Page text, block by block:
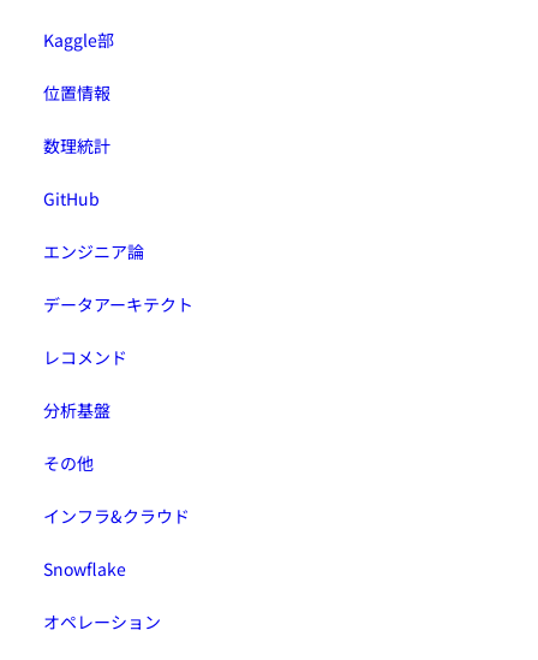
Kaggle部
位置情報
数理統計
GitHub
エンジニア論
データアーキテクト
レコメンド
分析基盤
その他
インフラ&クラウド
Snowflake
オペレーション